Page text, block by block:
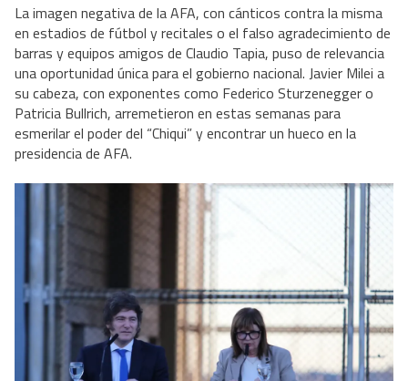
La imagen negativa de la AFA, con cánticos contra la misma
en estadios de fútbol y recitales o el falso agradecimiento de
barras y equipos amigos de Claudio Tapia, puso de relevancia
una oportunidad única para el gobierno nacional. Javier Milei a
su cabeza, con exponentes como Federico Sturzenegger o
Patricia Bullrich, arremetieron en estas semanas para
esmerilar el poder del “Chiqui” y encontrar un hueco en la
presidencia de AFA.